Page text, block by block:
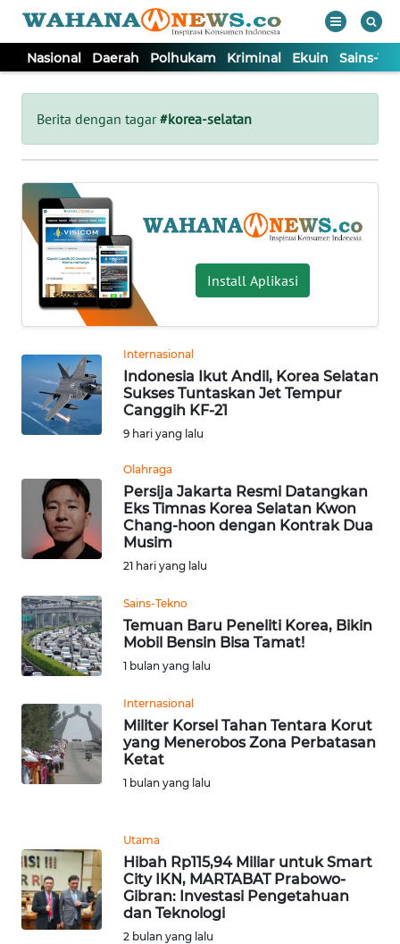
Nasional Daerah Polhukam Kriminal Ekuin Sains-
Berita dengan tagar#korea-selatan
Install Aplikasi
Internasional
Indonesia Ikut Andil, Korea Selatan
Sukses Tuntaskan Jet Tempur
Canggih KF-21
9 hari yang lalu
Olahraga
Persija Jakarta Resmi Datangkan
Eks Timnas Korea Selatan Kwon
Chang-hoon dengan Kontrak Dua
Musim
21 hari yang lalu
Sains-Tekno
Temuan Baru Peneliti Korea, Bikin
Mobil Bensin Bisa Tamat!
1 bulan yang lalu
Internasional
Militer Korsel Tahan Tentara Korut
yang Menerobos Zona Perbatasan
Ketat
1 bulan yang lalu
Utama
Hibah Rp115,94 Miliar untuk Smart
City IKN, MARTABAT Prabowo-
Gibran: Investasi Pengetahuan
dan Teknologi
2 bulan yang lalu
Tutup
NASIONAL
DAERAH
POLHUKAM
KRIMINAL
EKUIN
SAINS-TEKNO
INTERNASIONAL
SERBA-SERBI
PENDIDIKAN
OLAHRAGA
OPINI
EDITORIAL
INDEKS
BERITA
KONTAK
KAMI